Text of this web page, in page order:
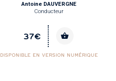
Antoine DAUVERGNE
Conducteur
37€
DISPONIBLE EN VERSION NUMÉRIQUE